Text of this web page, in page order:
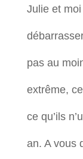
Julie et
pas au
extrême,
ce qu’ils
an. A vous